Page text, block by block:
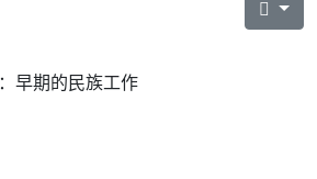
早期的民族工作